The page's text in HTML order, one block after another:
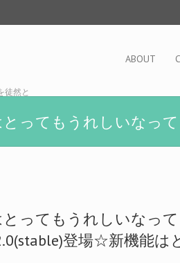
徒然と
ABOUT
ってもうれしいなって
ってもうれしいなって